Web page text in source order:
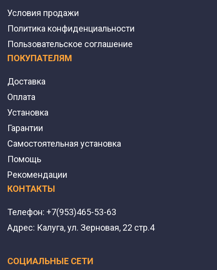
Условия продажи
Политика конфиденциальности
Пользовательское соглашение
ПОКУПАТЕЛЯМ
Доставка
Оплата
Установка
Гарантии
Самостоятельная установка
Помощь
Рекомендации
КОНТАКТЫ
Телефон: +7(953)465-53-63
Адрес: Калуга, ул. Зерновая, 22 стр.4
СОЦИАЛЬНЫЕ СЕТИ